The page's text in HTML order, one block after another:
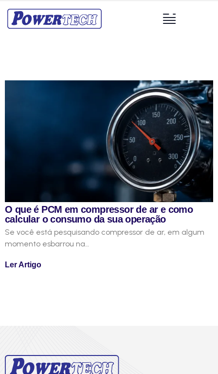
O que é PCM em compressor de ar e como
calcular o consumo da sua operação
Se você está pesquisando compressor de ar, em algum
momento esbarrou na…
Ler Artigo